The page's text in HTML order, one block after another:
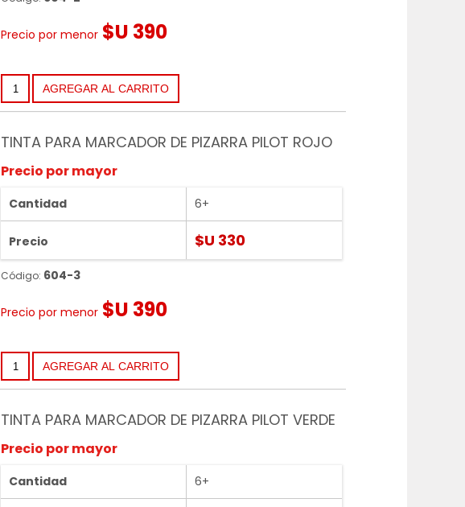
Precio por menor $U 390
TINTA PARA MARCADOR DE PIZARRA PILOT ROJO
Precio por mayor
Cantidad 6+
Precio $U 330
Código: 604-3
Precio por menor $U 390
TINTA PARA MARCADOR DE PIZARRA PILOT VERDE
Precio por mayor
Cantidad 6+